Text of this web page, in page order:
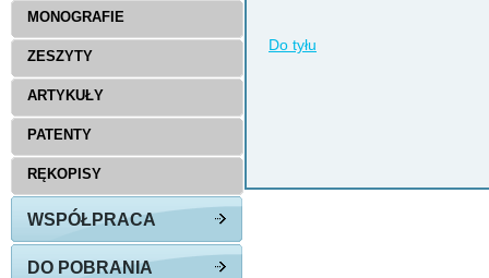
Do tyłu
MONOGRAFIE
ZESZYTY
ARTYKUŁY
PATENTY
RĘKOPISY
WSPÓŁPRACA
DO POBRANIA